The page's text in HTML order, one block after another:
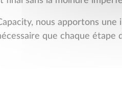
nous apportons
que chaque